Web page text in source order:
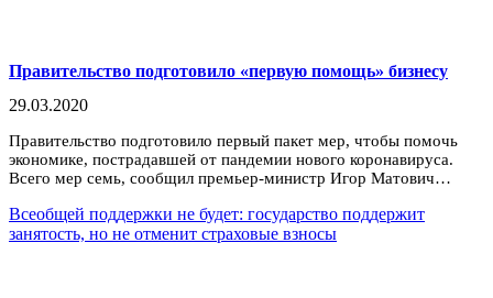
Правительство подготовило «первую помощь» бизнесу
29.03.2020
Правительство подготовило первый пакет мер, чтобы помочь
экономике, пострадавшей от пандемии нового коронавируса.
Всего мер семь, сообщил премьер-министр Игор Матович…
Всеобщей поддержки не будет: государство поддержит
занятость, но не отменит страховые взносы